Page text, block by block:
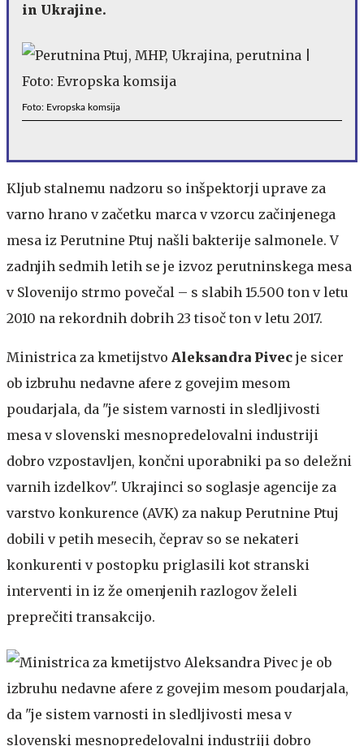
in Ukrajine.
Foto: Evropska komsija
Kljub stalnemu nadzoru so inšpektorji uprave za
varno hrano v začetku marca v vzorcu začinjenega
mesa iz Perutnine Ptuj našli bakterije salmonele. V
zadnjih sedmih letih se je izvoz perutninskega mesa
v Slovenijo strmo povečal – s slabih 15.500 ton v letu
2010 na rekordnih dobrih 23 tisoč ton v letu 2017.
Ministrica za kmetijstvo Aleksandra Pivec je sicer
ob izbruhu nedavne afere z govejim mesom
poudarjala, da "je sistem varnosti in sledljivosti
mesa v slovenski mesnopredelovalni industriji
dobro vzpostavljen, končni uporabniki pa so deležni
varnih izdelkov". Ukrajinci so soglasje agencije za
varstvo konkurence (AVK) za nakup Perutnine Ptuj
dobili v petih mesecih, čeprav so se nekateri
konkurenti v postopku priglasili kot stranski
interventi in iz že omenjenih razlogov želeli
preprečiti transakcijo.